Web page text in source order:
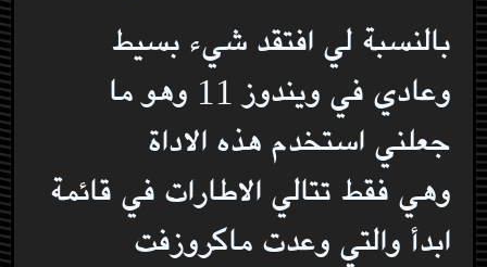
بالنسبة لي افتقد شيء بسيط
وعادي في ويندوز 11 وهو ما
جعلني استخدم هذه الاداة
وهي فقط تتالي الاطارات في قائمة
ابدأ والتي وعدت ماكروزفت